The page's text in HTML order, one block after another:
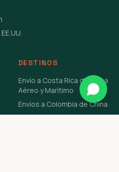
DESTINOS
Envío a Costa Rica de China
Aéreo y Marítimo
Envíos a Colombia de China